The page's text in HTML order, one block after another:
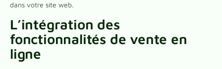
dans votre site web.
L’intégration des
fonctionnalités de vente en
ligne